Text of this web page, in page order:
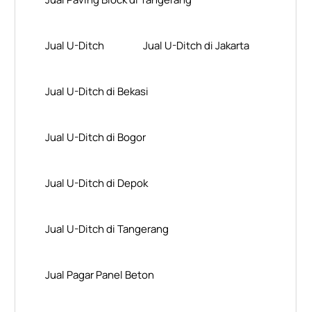
Jual U-Ditch Jual U-Ditch di Jakarta
Jual U-Ditch di Bekasi
Jual U-Ditch di Bogor
Jual U-Ditch di Depok
Jual U-Ditch di Tangerang
Jual Pagar Panel Beton